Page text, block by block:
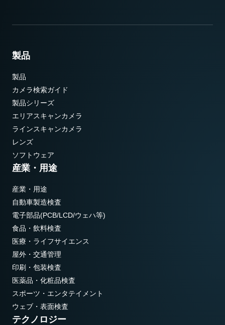
製品
製品
カメラ検索ガイド
製品シリーズ
エリアスキャンカメラ
ラインスキャンカメラ
レンズ
ソフトウェア
産業・用途
産業・用途
自動車製造検査
電子部品(PCB/LCD/ウェハ等)
食品・飲料検査
医療・ライフサイエンス
屋外・交通管理
印刷・包装検査
医薬品・化粧品検査
スポーツ・エンタテイメント
ウェブ・表面検査
テクノロジー